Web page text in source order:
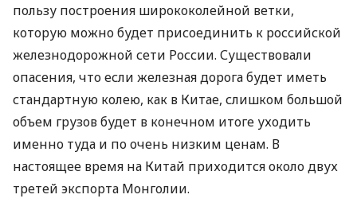
пользу построения ширококолейной ветки,
которую можно будет присоединить к российской
железнодорожной сети России. Существовали
опасения, что если железная дорога будет иметь
стандартную колею, как в Китае, слишком большой
объем грузов будет в конечном итоге уходить
именно туда и по очень низким ценам. В
настоящее время на Китай приходится около двух
третей экспорта Монголии.